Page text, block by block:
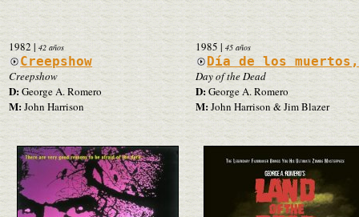
1982 | 42 años
Creepshow
Creepshow
D:George A. Romero
M: John Harrison
1985 | 45 años
Día de los
Day of the Dead
D:George A. Romero
M:John Harrison & Jim Blazer